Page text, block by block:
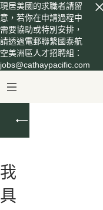
現居美國的求職者請留
意，若你在申請過程中
需要協助或特別安排，
請透過電郵聯繫國泰航
空美洲區人才招聘組：
jobs@cathaypacific.com
我
具